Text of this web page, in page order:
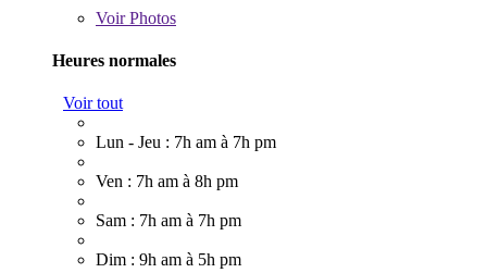
VoirPhotos
Heures normales
Voir tout
Lun - Jeu : 7h am à 7h pm
Ven : 7h am à 8h pm
Sam : 7h am à 7h pm
Dim : 9h am à 5h pm